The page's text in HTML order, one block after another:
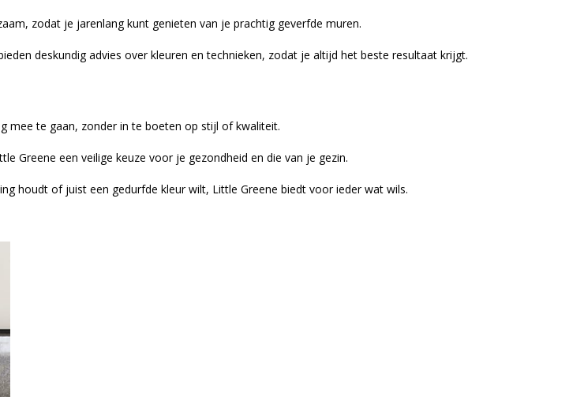
zodat je jarenlang kunt genieten van je prachtig geverfde muren.
deskundig advies over kleuren en technieken, zodat je altijd het beste resultaat krijgt.
mee te gaan, zonder in te boeten op stijl of kwaliteit.
Greene een veilige keuze voor je gezondheid en die van je gezin.
houdt of juist een gedurfde kleur wilt, Little Greene biedt voor ieder wat wils.